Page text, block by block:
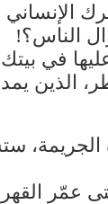
الإنساني
الناس؟!
عليها في
الذين
الجريمة،
عمّر القهر